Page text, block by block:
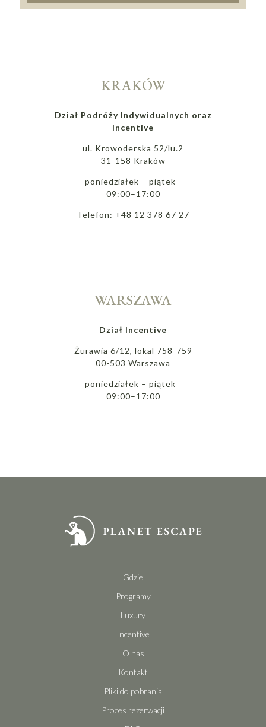
KRAKÓW
Dział Podróży Indywidualnych oraz
Incentive
ul. Krowoderska 52/lu.2
31-158 Kraków
poniedziałek – piątek
09:00–17:00
Telefon: +48 12 378 67 27
WARSZAWA
Dział Incentive
Żurawia 6/12, lokal 758-759
00-503 Warszawa
poniedziałek – piątek
09:00–17:00
Gdzie
Programy
Luxury
Incentive
O nas
Kontakt
Pliki do pobrania
Proces rezerwacji